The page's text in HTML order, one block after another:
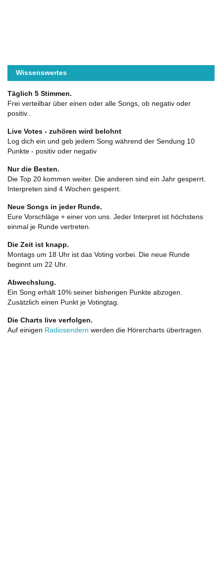
Wissenswertes
Täglich 5 Stimmen.
Frei verteilbar über einen oder alle Songs, ob negativ oder
positiv..
Live Votes - zuhören wird belohnt
Log dich ein und geb jedem Song während der Sendung 10
Punkte - positiv oder negativ
Nur die Besten.
Die Top 20 kommen weiter. Die anderen sind ein Jahr gesperrt.
Interpreten sind 4 Wochen gesperrt.
Neue Songs in jeder Runde.
Eure Vorschläge + einer von uns. Jeder Interpret ist höchstens
einmal je Runde vertreten.
Die Zeit ist knapp.
Montags um 18 Uhr ist das Voting vorbei. Die neue Runde
beginnt um 22 Uhr.
Abwechslung.
Ein Song erhält 10% seiner bisherigen Punkte abzogen.
Zusätzlich einen Punkt je Votingtag.
Die Charts live verfolgen.
Auf einigen Radiosendern werden die Hörercharts übertragen.